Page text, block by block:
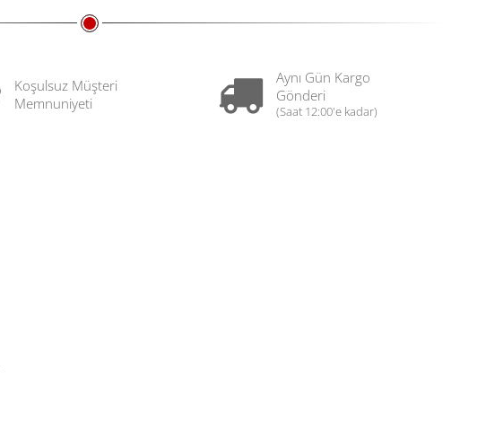
Koşulsuz Müşteri
Memnuniyeti
Aynı Gün Kargo
Gönderi
(Saat 12:00'e kadar)